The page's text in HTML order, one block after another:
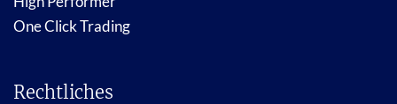
One Click Trading
Rechtliches